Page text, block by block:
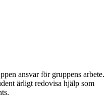
ansvar för gruppens arbete.
ärligt redovisa hjälp som